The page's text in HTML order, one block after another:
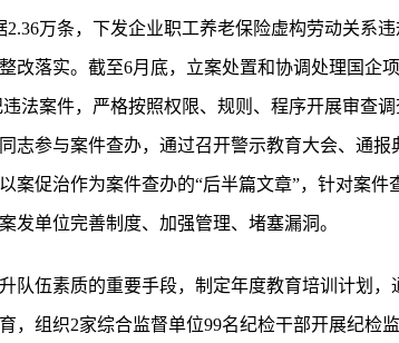
万条，下发企业职工养老保险虚构劳动关系
落实。截至6月底，立案处置和协调处理国企
法案件，严格按照权限、规则、程序开展审查
志参与案件查办，通过召开警示教育大会、通报
案促治作为案件查办的“后半篇文章”，针对案件
发单位完善制度、加强管理、堵塞漏洞。
队伍素质的重要手段，制定年度教育培训计划
，组织2家综合监督单位99名纪检干部开展纪检